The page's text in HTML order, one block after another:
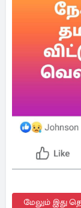
மேலும் இது